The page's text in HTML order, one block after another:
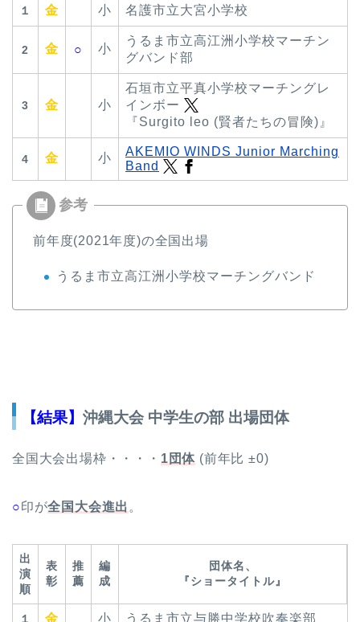
１ 金 小 名護市立大宮小学校
2 金 ○ 小
うるま市立高江洲小学校マーチン
グバンド部
3 金 小
石垣市立平真小学校マーチングレ
インボー
『Surgito leo (賢者たちの冒険)』
4 金 小
AKEMIO WINDS Junior Marching
Band
前年度(2021年度)の全国出場
うるま市立高江洲小学校マーチングバンド
【結果】 沖縄大会 中学生の部 出場団体
全国大会出場枠・・・・ 1団体 (前年比 ±0)
○印が全国大会進出 。
出
演
順
表
彰
推
薦
編
成
団体名、
『ショータイトル』
１ 金 小 うるま市立与勝中学校吹奏楽部